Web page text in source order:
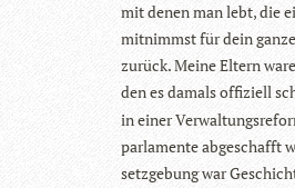
mit denen man lebt, die
mit­nimmst für dein
zurück. Meine Eltern
den es damals offi­zi­ell
in einer
par­la­mente abge­schafft
setz­ge­bung war